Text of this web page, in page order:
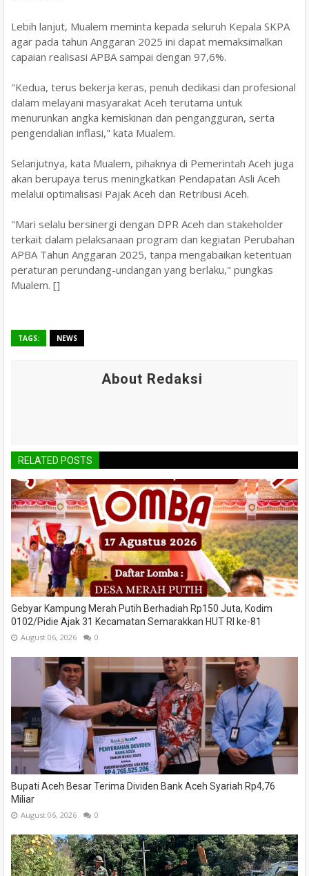
Lebih lanjut, Mualem meminta kepada seluruh Kepala SKPA
agar pada tahun Anggaran 2025 ini dapat memaksimalkan
capaian realisasi APBA sampai dengan 97,6%.
"Kedua, terus bekerja keras, penuh dedikasi dan profesional
dalam melayani masyarakat Aceh terutama untuk
menurunkan angka kemiskinan dan pengangguran, serta
pengendalian inflasi," kata Mualem.
Selanjutnya, kata Mualem, pihaknya di Pemerintah Aceh juga
akan berupaya terus meningkatkan Pendapatan Asli Aceh
melalui optimalisasi Pajak Aceh dan Retribusi Aceh.
"Mari selalu bersinergi dengan DPR Aceh dan stakeholder
terkait dalam pelaksanaan program dan kegiatan Perubahan
APBA Tahun Anggaran 2025, tanpa mengabaikan ketentuan
peraturan perundang-undangan yang berlaku," pungkas
Mualem. []
TAGS: NEWS
About Redaksi
RELATED POSTS
Gebyar Kampung Merah Putih Berhadiah Rp150 Juta, Kodim
0102/Pidie Ajak 31 Kecamatan Semarakkan HUT RI ke-81
August 06, 2026 0
Bupati Aceh Besar Terima Dividen Bank Aceh Syariah Rp4,76
Miliar
August 06, 2026 0